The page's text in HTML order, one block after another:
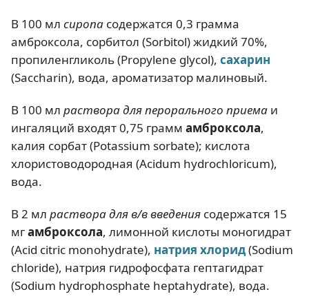
В 100 мл сиропа содержатся 0,3 грамма
амброксола, сорбитол (Sorbitol) жидкий 70%,
пропиленгликоль (Propylene glycol), сахарин
(Saccharin), вода, ароматизатор малиновый.
В 100 мл раствора для перорального приема и
ингаляций входят 0,75 грамм амброксола,
калия сорбат (Potassium sorbate); кислота
хлористоводородная (Acidum hydrochloricum),
вода.
В 2 мл раствора для в/в введения содержатся 15
мгамброксола, лимонной кислоты моногидрат
(Аcid citric monohydrate), натрия хлорид(Sodium
chloride), натрия гидрофосфата гептагидрат
(Sodium hydrophosphate heptahydrate), вода.